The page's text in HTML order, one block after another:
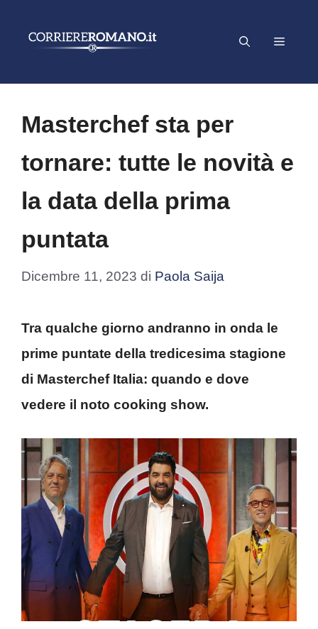
Menu
Masterchef sta per
tornare: tutte le novità e
la data della prima
puntata
Dicembre 11, 2023 di Paola Saija
Tra qualche giorno andranno in onda le
prime puntate della tredicesima stagione
di Masterchef Italia: quando e dove
vedere il noto cooking show.